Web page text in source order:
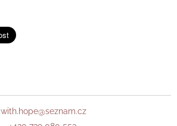
with.hope@seznam.cz